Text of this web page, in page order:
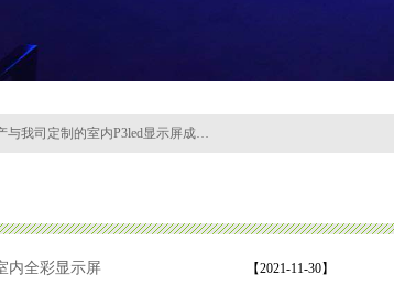
与我司定制的室内P3led显示屏成…
内全彩显示屏 【2021-11-30】